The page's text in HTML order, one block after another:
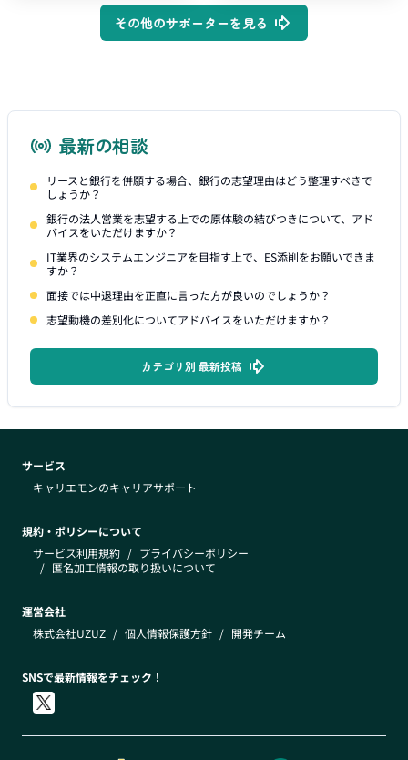
その他のサポーターを見る
最新の相談
リースと銀行を併願する場合、銀行の志望理由はどう整理すべきで
しょうか？
銀行の法人営業を志望する上での原体験の結びつきについて、アド
バイスをいただけますか？
IT業界のシステムエンジニアを目指す上で、ES添削をお願いできま
すか？
面接では中退理由を正直に言った方が良いのでしょうか？
志望動機の差別化についてアドバイスをいただけますか？
カテゴリ別 最新投稿
サービス
キャリエモンのキャリアサポート
規約・ポリシーについて
サービス利用規約 / プライバシーポリシー
/ 匿名加工情報の取り扱いについて
運営会社
株式会社UZUZ / 個人情報保護方針 / 開発チーム
SNSで最新情報をチェック！